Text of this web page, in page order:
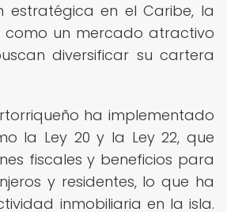
estratégica en el Caribe, la
como un mercado atractivo
diversificar su cartera
ha implementado
la Ley 20 y la Ley 22, que
fiscales y beneficios para
y residentes, lo que ha
inmobiliaria en la isla.